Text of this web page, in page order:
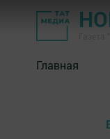
Главная